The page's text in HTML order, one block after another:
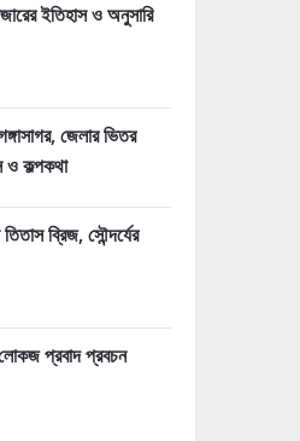
ইতিহাস ও অনুসারি
জেলার ভিতর
ও কল্পকথা
ব্রিজ, সৌন্দর্যের
লোকজ প্রবাদ প্রবচন